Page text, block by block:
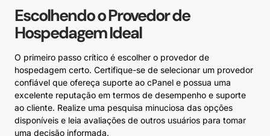
Escolhendo o Provedor de
Hospedagem Ideal
O primeiro passo crítico é escolher o provedor de
hospedagem certo. Certifique-se de selecionar um provedor
confiável que ofereça suporte ao cPanel e possua uma
excelente reputação em termos de desempenho e suporte
ao cliente. Realize uma pesquisa minuciosa das opções
disponíveis e leia avaliações de outros usuários para tomar
uma decisão informada.